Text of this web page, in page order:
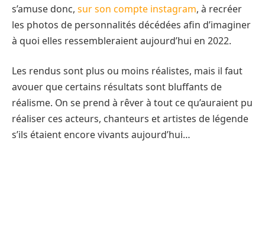
s’amuse donc, sur son compte instagram, à recréer
les photos de personnalités décédées afin d’imaginer
à quoi elles ressembleraient aujourd’hui en 2022.
Les rendus sont plus ou moins réalistes, mais il faut
avouer que certains résultats sont bluffants de
réalisme. On se prend à rêver à tout ce qu’auraient pu
réaliser ces acteurs, chanteurs et artistes de légende
s’ils étaient encore vivants aujourd’hui…